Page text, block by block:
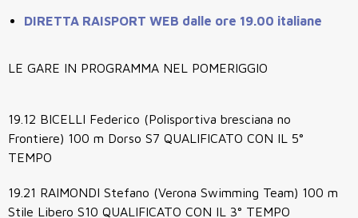
DIRETTA RAISPORT WEB dalle ore 19.00 italiane
LE GARE IN PROGRAMMA NEL POMERIGGIO
19.12 BICELLI Federico (Polisportiva bresciana no
Frontiere) 100 m Dorso S7 QUALIFICATO CON IL 5°
TEMPO
19.21 RAIMONDI Stefano (Verona Swimming Team) 100 m
Stile Libero S10 QUALIFICATO CON IL 3° TEMPO